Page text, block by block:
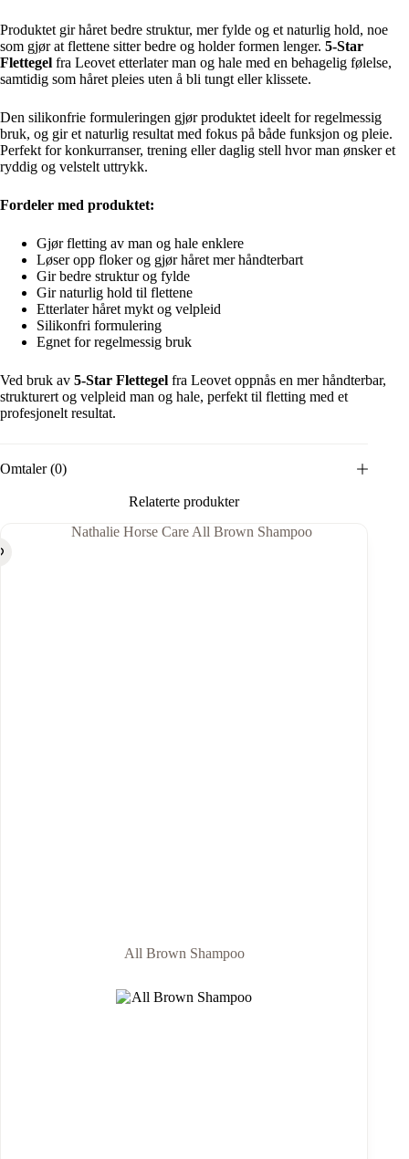
Produktet gir håret bedre struktur, mer fylde og et naturlig hold, noe
som gjør at flettene sitter bedre og holder formen lenger. 5-Star
Flettegel fra Leovet etterlater man og hale med en behagelig følelse,
samtidig som håret pleies uten å bli tungt eller klissete.
Den silikonfrie formuleringen gjør produktet ideelt for regelmessig
bruk, og gir et naturlig resultat med fokus på både funksjon og pleie.
Perfekt for konkurranser, trening eller daglig stell hvor man ønsker et
ryddig og velstelt uttrykk.
Fordeler med produktet:
Gjør fletting av man og hale enklere
Løser opp floker og gjør håret mer håndterbart
Gir bedre struktur og fylde
Gir naturlig hold til flettene
Etterlater håret mykt og velpleid
Silikonfri formulering
Egnet for regelmessig bruk
Ved bruk av 5-Star Flettegel fra Leovet oppnås en mer håndterbar,
strukturert og velpleid man og hale, perfekt til fletting med et
profesjonelt resultat.
Omtaler (0)
Relaterte produkter
All Brown Shampoo